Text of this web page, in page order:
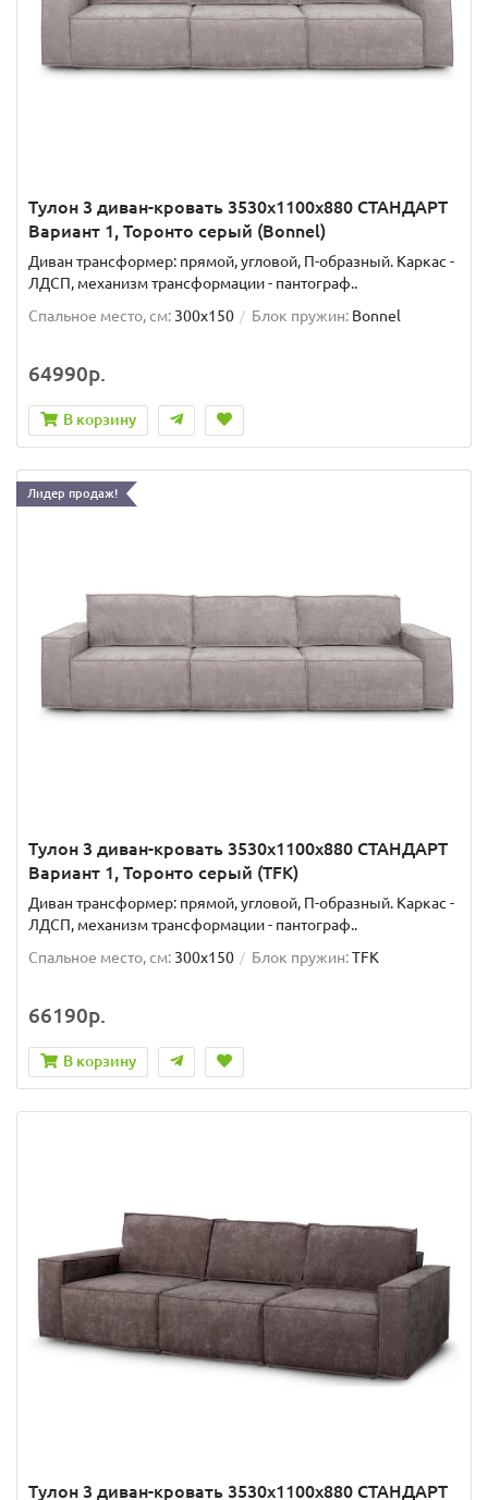
Тулон 3 диван-кровать 3530х1100х880 СТАНДАРТ
Вариант 1, Торонто серый (Bonnel)
Диван трансформер: прямой, угловой, П-образный. Каркас -
ЛДСП, механизм трансформации - пантограф..
Спальное место, см: 300x150 Блок пружин: Bonnel
64990р.
В корзину
Лидер продаж!
Тулон 3 диван-кровать 3530х1100х880 СТАНДАРТ
Вариант 1, Торонто серый (TFK)
Диван трансформер: прямой, угловой, П-образный. Каркас -
ЛДСП, механизм трансформации - пантограф..
Спальное место, см: 300x150 Блок пружин:TFK
66190р.
В корзину
Тулон 3 диван-кровать 3530х1100х880 СТАНДАРТ